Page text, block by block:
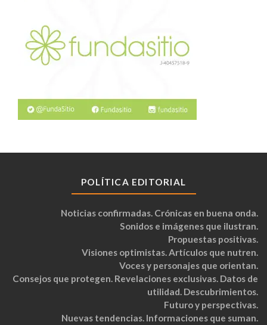
POLÍTICA EDITORIAL
Noticias confirmadas. Crónicas en buena onda.
Sonidos e imágenes que ilustran.
Propuestas positivas.
Visiones optimistas. Artículos que nutren.
Voces y personajes que orientan.
Consejos que protegen. Revelaciones exclusivas. Datos de
utilidad. Descubrimientos.
Futuro y perspectivas.
Nuevas tendencias. Informaciones que suman.